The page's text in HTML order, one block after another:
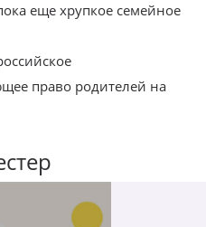
еще хрупкое семейное
право родителей на